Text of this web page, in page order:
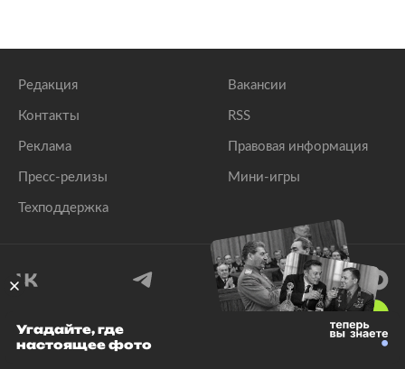
Редакция
Контакты
Реклама
Пресс-релизы
Техподдержка
Вакансии
RSS
Правовая информация
Мини-игры
© 1999–2026 Все права защищены.
Угадайте, где
настоящее фото